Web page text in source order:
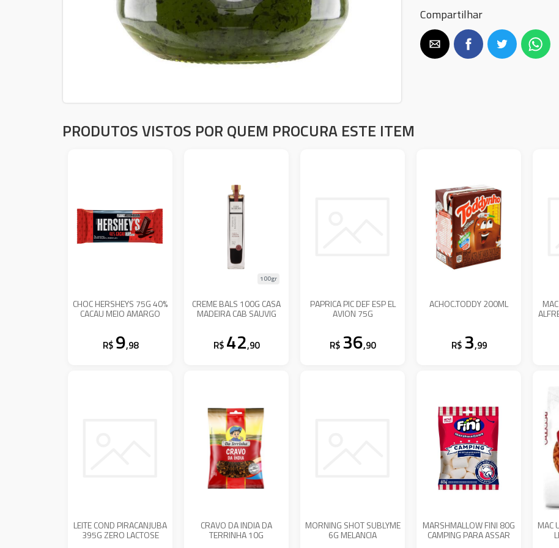
Compartilhar
PRODUTOS VISTOS POR QUEM PROCURA ESTE ITEM
CHOC HERSHEYS 75G 40%
CACAU MEIO AMARGO
R$ 9,98
CREME BALS 100G CASA
MADEIRA CAB SAUVIG
100gr
R$ 42,90
PAPRICA PIC DEF ESP EL
AVION 75G
R$ 36,90
ACHOC.TODDY 200ML
R$ 3,99
LEITE COND PIRACANJUBA
395G ZERO LACTOSE
CRAVO DA INDIA DA
TERRINHA 10G
MORNING SHOT SUBLYME
6G MELANCIA
MARSHMALLOW FINI 80G
CAMPING PARA ASSAR
MAC